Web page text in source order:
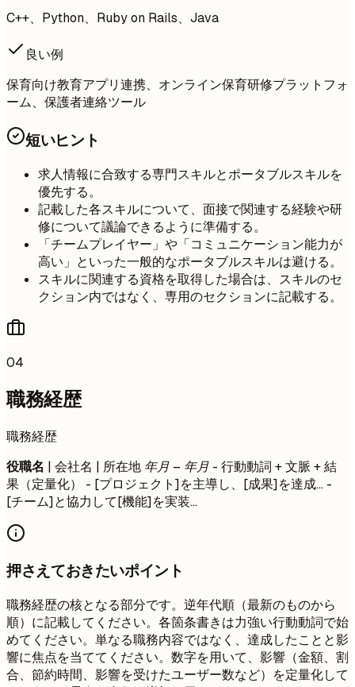
C++、Python、Ruby on Rails、Java
良い例
保育向け教育アプリ連携、オンライン保育研修プラットフォ
ーム、保護者連絡ツール
短いヒント
求人情報に合致する専門スキルとポータブルスキルを
優先する。
記載した各スキルについて、面接で関連する経験や研
修について議論できるように準備する。
「チームプレイヤー」や「コミュニケーション能力が
高い」といった一般的なポータブルスキルは避ける。
スキルに関連する資格を取得した場合は、スキルのセ
クション内ではなく、専用のセクションに記載する。
04
職務経歴
職務経歴
役職名 | 会社名 | 所在地 年月 – 年月 - 行動動詞 + 文脈 + 結
果（定量化） - [プロジェクト]を主導し、[成果]を達成... -
[チーム]と協力して[機能]を実装...
押さえておきたいポイント
職務経歴の核となる部分です。逆年代順（最新のものから
順）に記載してください。各箇条書きは力強い行動動詞で始
めてください。単なる職務内容ではなく、達成したことと影
響に焦点を当ててください。数字を用いて、影響（金額、割
合、節約時間、影響を受けたユーザー数など）を定量化して